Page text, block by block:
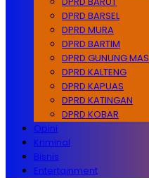
DPRD BARSEL
DPRD MURA
DPRD BARTIM
DPRD GUNUNG MAS
DPRD KALTENG
DPRD KAPUAS
DPRD KATINGAN
DPRD KOBAR
Opini
Kriminal
Bisnis
Entertainment